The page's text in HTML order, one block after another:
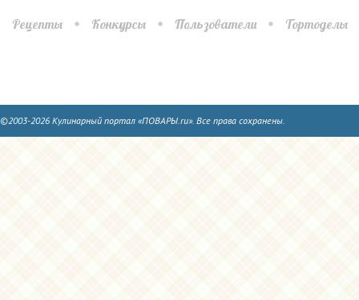
Рецепты Конкурсы Пользователи Тортоделы
©2003-2026 Кулинарный портал «ПОВАРЫ.ru». Все права сохранены.